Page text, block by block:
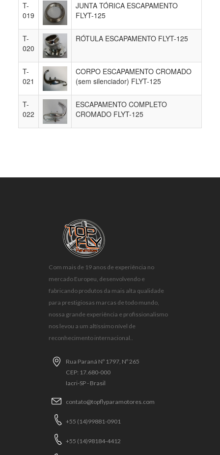
T-
019
JUNTA TÓRICA ESCAPAMENTO
FLYT-125
T-
020
RÓTULA ESCAPAMENTO FLYT-125
T-
021
CORPO ESCAPAMENTO CROMADO
(sem silenciador) FLYT-125
T-
022
ESCAPAMENTO COMPLETO
CROMADO FLYT-125
Com mais de 19 anos de experiência no
mercado Europeu, desenvolvendo e
fabricando produtos da mais alta qualidade
para prestigiosas marcas de todo mundo,
nossa grande experiência e profissionalismo
nos levou a um altíssimo nível de
reconhecimento internacional..
Rua Paraná Nº 1797, Nº 265
CEP: 17.680-000
Iacri-SP - Brasil
contato@topflyparamotores.com
+55 (14)99881-0901
+55 (14)98184-4412